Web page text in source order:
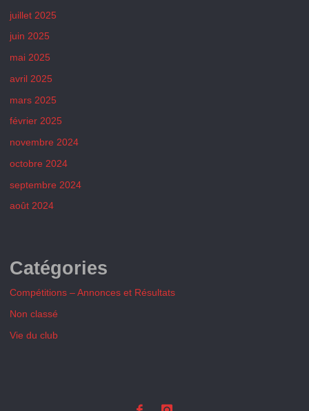
juillet 2025
juin 2025
mai 2025
avril 2025
mars 2025
février 2025
novembre 2024
octobre 2024
septembre 2024
août 2024
Catégories
Compétitions – Annonces et Résultats
Non classé
Vie du club